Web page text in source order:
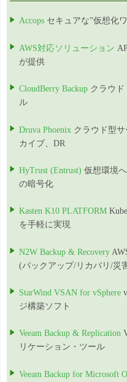
Accops セキュアな”仮想化
AWS対応ソリューション
が提供
CloudBerry Backup クラウ
ル
Druva Phoenix クラウド型
カイブ、DR
HyTrust (Entrust) 仮想環境
の暗号化
Kasten K10 PLATFORM
を手軽に実現
N2W Backup & Recovery
(バックアップ/リカバリ/災
StarWind VSAN for vSphere
ジ構築ソフト
Veeam Backup & Replication
リケーション・ツール
Veeam Backup for Microsoft